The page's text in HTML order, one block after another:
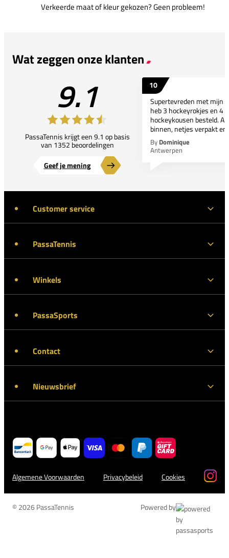
Verkeerde maat of kleur gekozen? Geen probleem!
Wat zeggen onze klanten
9.1
PassaTennis krijgt een 9.1 op basis
van 1352 beoordelingen
Geef je mening
10
Supertevreden met mijn
heb 3 hockeyrokjes en 4
hockeykousen besteld.
binnen, netjes verpakt
By Dominique
Antwerpen
Customer service
PassaTennis
Winkels
PassaSports
Contact
Nieuwsbrief
Algemene Voorwaarden Privacybeleid Cookies
© 2026 PassaTennis Powered by